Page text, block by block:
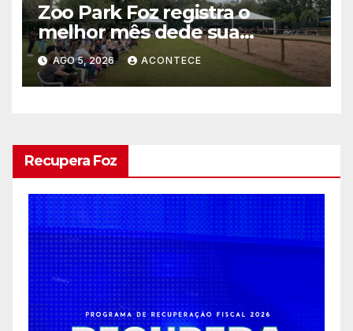
Zoo Park Foz registra o
melhor mês dede sua
inauguração
AGO 5, 2026 ACONTECE
Recupera Foz